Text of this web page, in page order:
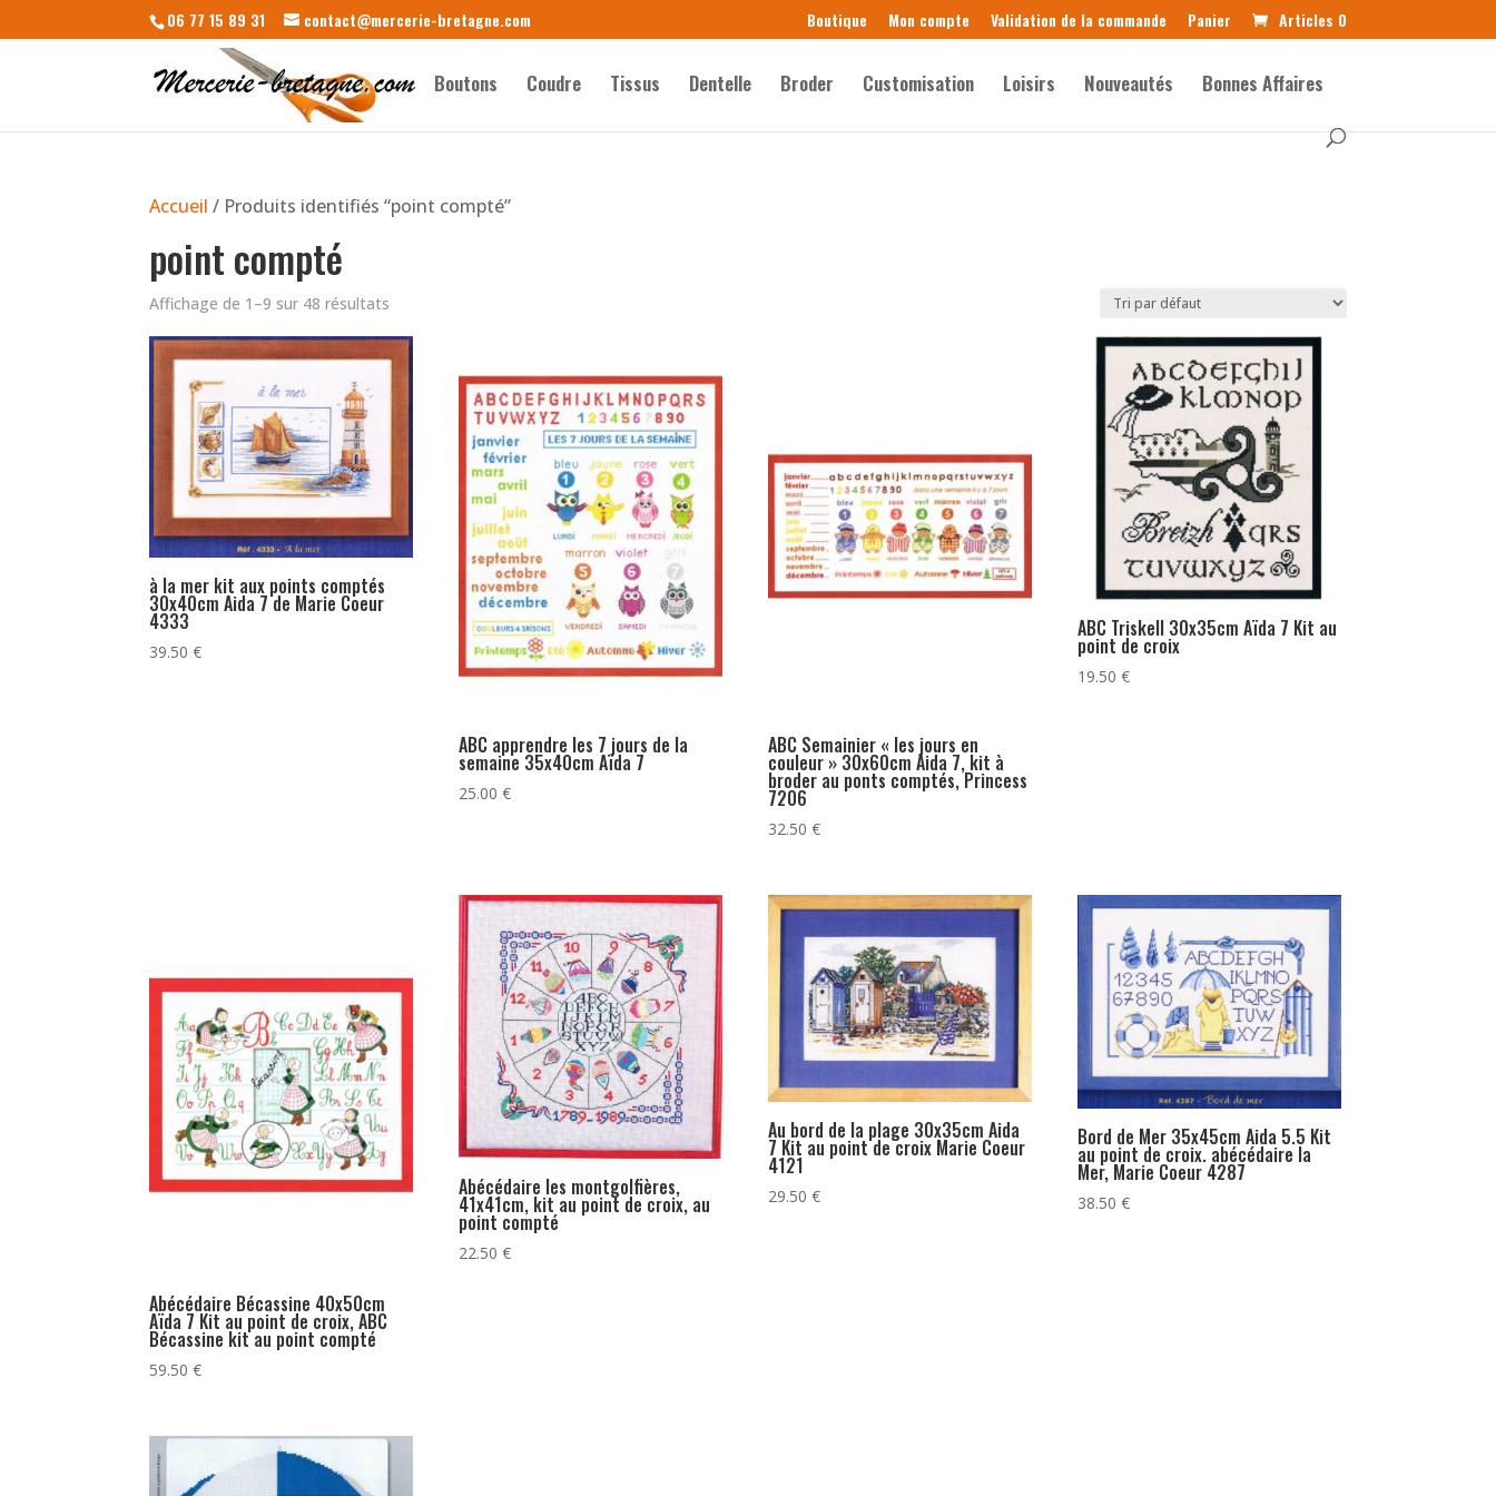
06 77 15 89 31 contact@mercerie-bretagne.com Boutique Mon compte Validation de la commande Panier Articles 0
Boutons Coudre Tissus Dentelle Broder Customisation Loisirs Nouveautés Bonnes Affaires
Accueil / Produits identifiés “point compté”
point compté
Affichage de 1–9 sur 48 résultats
à la mer kit aux points comptés
30x40cm Aida 7 de Marie Coeur
4333
39.50€
ABC apprendre les 7 jours de la
semaine 35x40cm Aïda 7
25.00€
ABC Semainier « les jours en
couleur » 30x60cm Aida 7, kit à
broder au ponts comptés, Princess
7206
32.50€
ABC Triskell 30x35cm Aïda 7 Kit au
point de croix
19.50€
Abécédaire Bécassine 40x50cm
Aïda 7 Kit au point de croix, ABC
Bécassine kit au point compté
59.50€
Abécédaire les montgolfières,
41x41cm, kit au point de croix, au
point compté
22.50€
Au bord de la plage 30x35cm Aida
7 Kit au point de croix Marie Coeur
4121
29.50€
Bord de Mer 35x45cm Aida 5.5 Kit
au point de croix. abécédaire la
Mer, Marie Coeur 4287
38.50€